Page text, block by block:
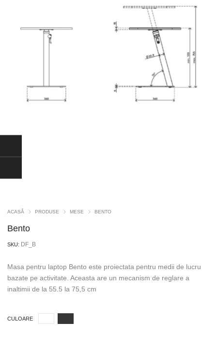
ACASĂ PRODUSE MESE BENTO
Bento
SKU: DF_B
Masa pentru laptop Bento este proiectata pentru medii de lucru
bazate pe activitate. Aceasta are un mecanism de reglare a
inaltimii de la 55.5 la 75,5 cm
CULOARE